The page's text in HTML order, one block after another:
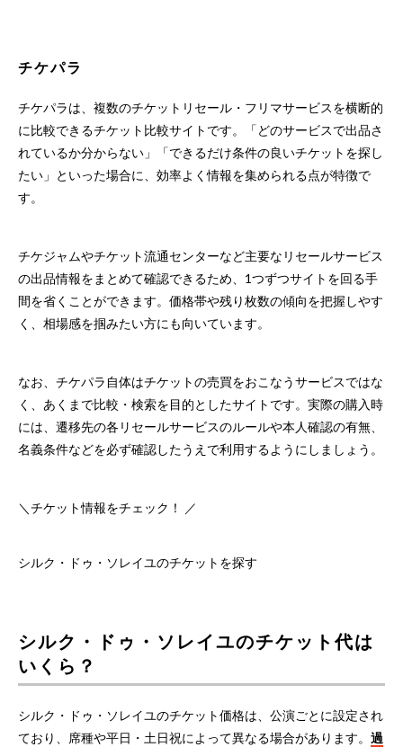
チケパラ
チケパラは、複数のチケットリセール・フリマサービスを横断的
に比較できるチケット比較サイトです。「どのサービスで出品さ
れているか分からない」「できるだけ条件の良いチケットを探し
たい」といった場合に、効率よく情報を集められる点が特徴で
す。
チケジャムやチケット流通センターなど主要なリセールサービス
の出品情報をまとめて確認できるため、1つずつサイトを回る手
間を省くことができます。価格帯や残り枚数の傾向を把握しやす
く、相場感を掴みたい方にも向いています。
なお、チケパラ自体はチケットの売買をおこなうサービスではな
く、あくまで比較・検索を目的としたサイトです。実際の購入時
には、遷移先の各リセールサービスのルールや本人確認の有無、
名義条件などを必ず確認したうえで利用するようにしましょう。
＼チケット情報をチェック！ ／
シルク・ドゥ・ソレイユのチケットを探す
シルク・ドゥ・ソレイユのチケット代は
いくら？
シルク・ドゥ・ソレイユのチケット価格は、公演ごとに設定され
ており、席種や平日・土日祝によって異なる場合があります。 過